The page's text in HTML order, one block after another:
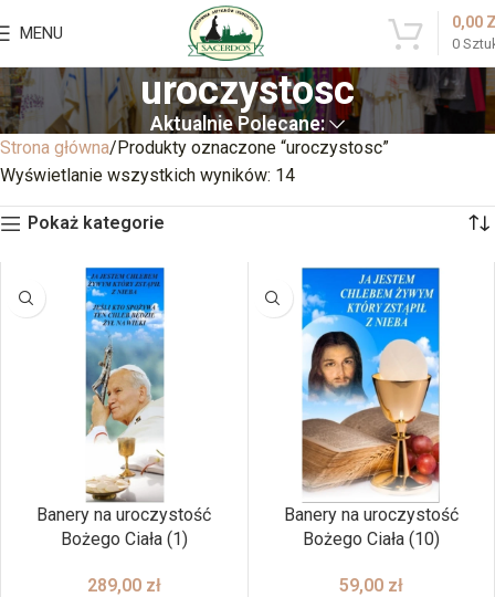
MENU
0
0,00
uroczystosc
Aktualnie Polecane:
Strona główna Produkty oznaczone “uroczystosc”
Wyświetlanie wszystkich wyników: 14
Pokaż kategorie
Banery na uroczystość
Bożego Ciała (1)
289,00 zł
Banery na uroczystość
Bożego Ciała (10)
59,00 zł